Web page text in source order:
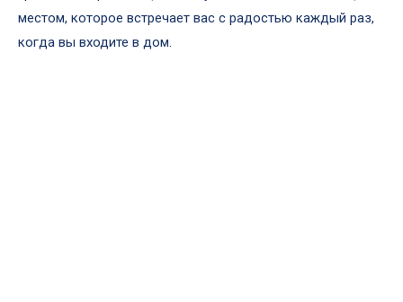
местом, которое встречает вас с радостью каждый раз,
когда вы входите в дом.